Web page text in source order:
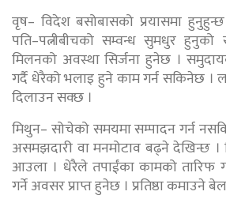
वृष– विदेश बसोबासको प्रयासमा
पति–पत्नीबीचको सम्वन्ध सुमधुर
मिलनको अवस्था सिर्जना हुनेछ ।
गर्दै धेरैको भलाइ हुने काम गर्न सकिनेछ ।
दिलाउन सक्छ ।
मिथुन– सोचेको समयमा सम्पादन गर्न
असमझदारी वा मनमोटाव बढ्ने देखिन्छ ।
आउला । धेरैले तपाईंका कामको तारिफ
गर्ने अवसर प्राप्त हुनेछ । प्रतिष्ठा कमाउने